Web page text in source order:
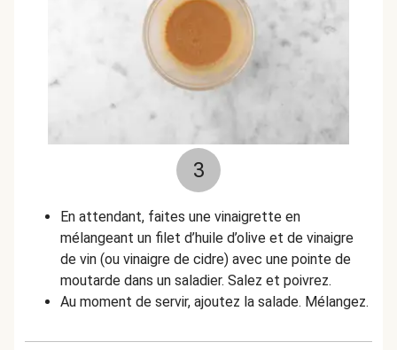
3
En attendant, faites une vinaigrette en
mélangeant un filet d’huile d’olive et de vinaigre
de vin (ou vinaigre de cidre) avec une pointe de
moutarde dans un saladier. Salez et poivrez.
Au moment de servir, ajoutez la salade. Mélangez.